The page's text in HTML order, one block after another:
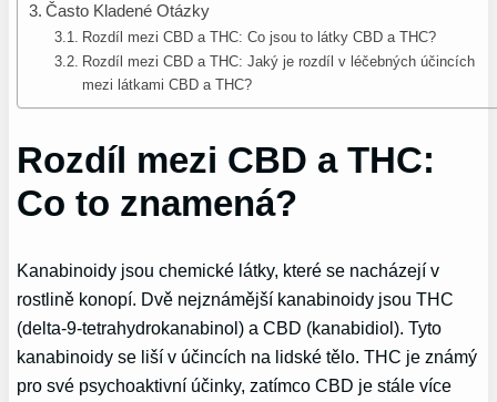
Často Kladené Otázky
Rozdíl mezi CBD a THC: Co jsou to látky CBD a THC?
Rozdíl mezi CBD a THC: Jaký je rozdíl v léčebných účincích
mezi látkami CBD a THC?
Rozdíl mezi CBD a THC:
Co to znamená?
Kanabinoidy jsou chemické látky, které se nacházejí v
rostlině konopí. Dvě nejznámější kanabinoidy jsou THC
(delta-9-tetrahydrokanabinol) a CBD (kanabidiol). Tyto
kanabinoidy se liší v účincích na lidské tělo. THC je známý
pro své psychoaktivní účinky, zatímco CBD je stále více